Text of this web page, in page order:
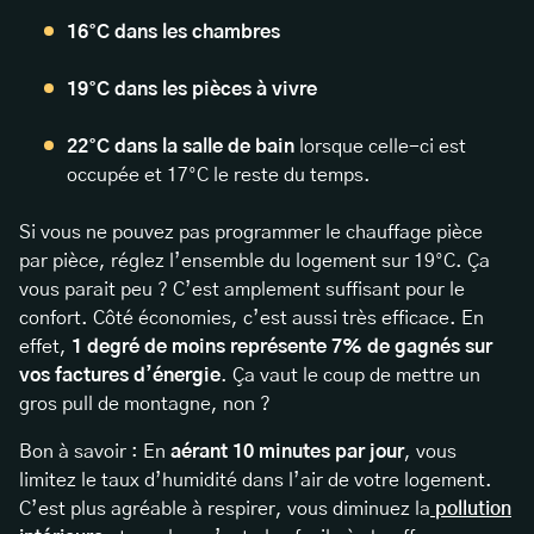
16°C dans les chambres
19°C dans les pièces à vivre
22°C dans la salle de bain lorsque celle-ci est
occupée et 17°C le reste du temps.
Si vous ne pouvez pas programmer le chauffage pièce
par pièce, réglez l’ensemble du logement sur 19°C. Ça
vous parait peu ? C’est amplement suffisant pour le
confort. Côté économies, c’est aussi très efficace. En
effet, 1 degré de moins représente 7% de gagnés sur
vos factures d’énergie. Ça vaut le coup de mettre un
gros pull de montagne, non ?
Bon à savoir : En aérant 10 minutes par jour, vous
limitez le taux d’humidité dans l’air de votre logement.
C’est plus agréable à respirer, vous diminuez la pollution